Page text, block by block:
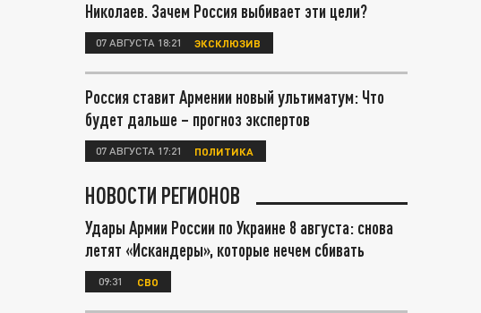
Николаев. Зачем Россия выбивает эти цели?
07 АВГУСТА 18:21 ЭКСКЛЮЗИВ
Россия ставит Армении новый ультиматум: Что
будет дальше – прогноз экспертов
07 АВГУСТА 17:21 ПОЛИТИКА
НОВОСТИ РЕГИОНОВ
Удары Армии России по Украине 8 августа: снова
летят «Искандеры», которые нечем сбивать
09:31 СВО